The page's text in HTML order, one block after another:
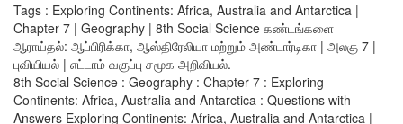
ஆஸ்திரேலியா:பெரிய பிரிவு மலைத்தொடர், பெரிய பவளத்
Tags : Exploring Continents: Africa, Australia and Antarctica |
Chapter 7 | Geography | 8th Social Science கண்டங்களை
ஆராய்தல்: ஆப்பிரிக்கா, ஆஸ்திரேலியா மற்றும் அண்டார்டிகா | அலகு 7 |
புவியியல் | எட்டாம் வகுப்பு சமூக அறிவியல்.
8th Social Science : Geography : Chapter 7 : Exploring
Continents: Africa, Australia and Antarctica : Questions with
Answers Exploring Continents: Africa, Australia and Antarctica |